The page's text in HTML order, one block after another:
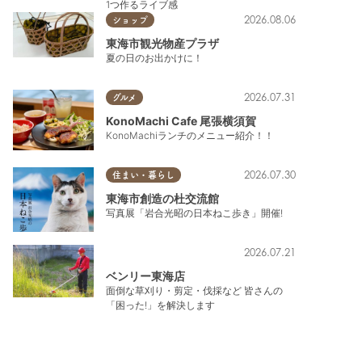
1つ作るライブ感
ショップ 2026.08.06
東海市観光物産プラザ
夏の日のお出かけに！
グルメ 2026.07.31
KonoMachi Cafe 尾張横須賀
KonoMachiランチのメニュー紹介！！
住まい・暮らし 2026.07.30
東海市創造の杜交流館
写真展「岩合光昭の日本ねこ歩き」開催!
2026.07.21
ベンリー東海店
面倒な草刈り・剪定・伐採など 皆さんの
「困った!」を解決します